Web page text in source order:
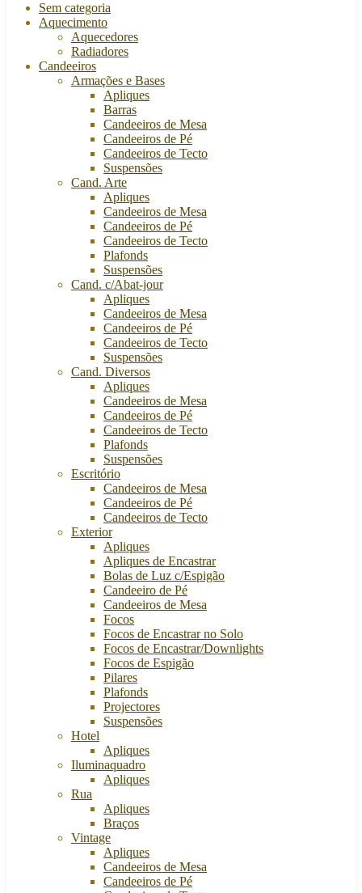
Sem categoria
Aquecimento
Aquecedores
Radiadores
Candeeiros
Armações e Bases
Apliques
Barras
Candeeiros de Mesa
Candeeiros de Pé
Candeeiros de Tecto
Suspensões
Cand. Arte
Apliques
Candeeiros de Mesa
Candeeiros de Pé
Candeeiros de Tecto
Plafonds
Suspensões
Cand. c/Abat-jour
Apliques
Candeeiros de Mesa
Candeeiros de Pé
Candeeiros de Tecto
Suspensões
Cand. Diversos
Apliques
Candeeiros de Mesa
Candeeiros de Pé
Candeeiros de Tecto
Plafonds
Suspensões
Escritório
Candeeiros de Mesa
Candeeiros de Pé
Candeeiros de Tecto
Exterior
Apliques
Apliques de Encastrar
Bolas de Luz c/Espigão
Candeeiro de Pé
Candeeiros de Mesa
Focos
Focos de Encastrar no Solo
Focos de Encastrar/Downlights
Focos de Espigão
Pilares
Plafonds
Projectores
Suspensões
Hotel
Apliques
Iluminaquadro
Apliques
Rua
Apliques
Braços
Vintage
Apliques
Candeeiros de Mesa
Candeeiros de Pé